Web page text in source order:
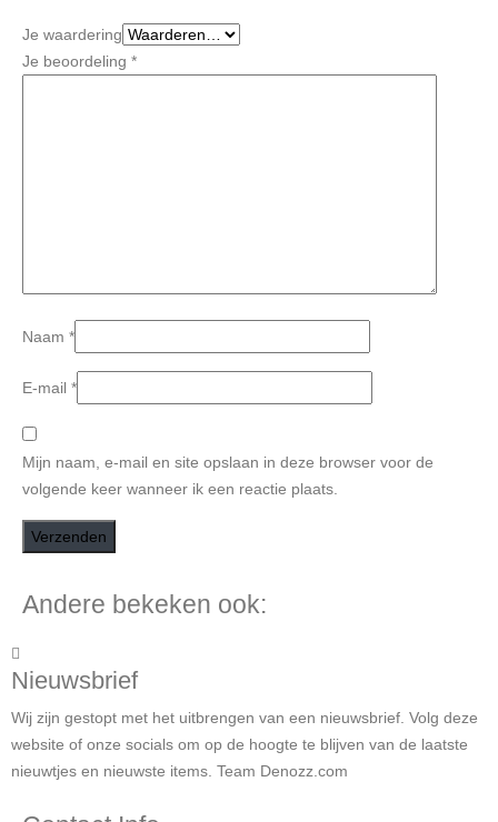
Je waardering
Je beoordeling *
Naam *
E-mail *
Mijn naam, e-mail en site opslaan in deze browser voor de
volgende keer wanneer ik een reactie plaats.
Andere bekeken ook:
Nieuwsbrief
Wij zijn gestopt met het uitbrengen van een nieuwsbrief. Volg deze
website of onze socials om op de hoogte te blijven van de laatste
nieuwtjes en nieuwste items. Team Denozz.com